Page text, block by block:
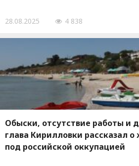
28.08.2025 4 838
Обыски, отсутствие работы и
глава Кирилловки рассказал
под российской оккупацией